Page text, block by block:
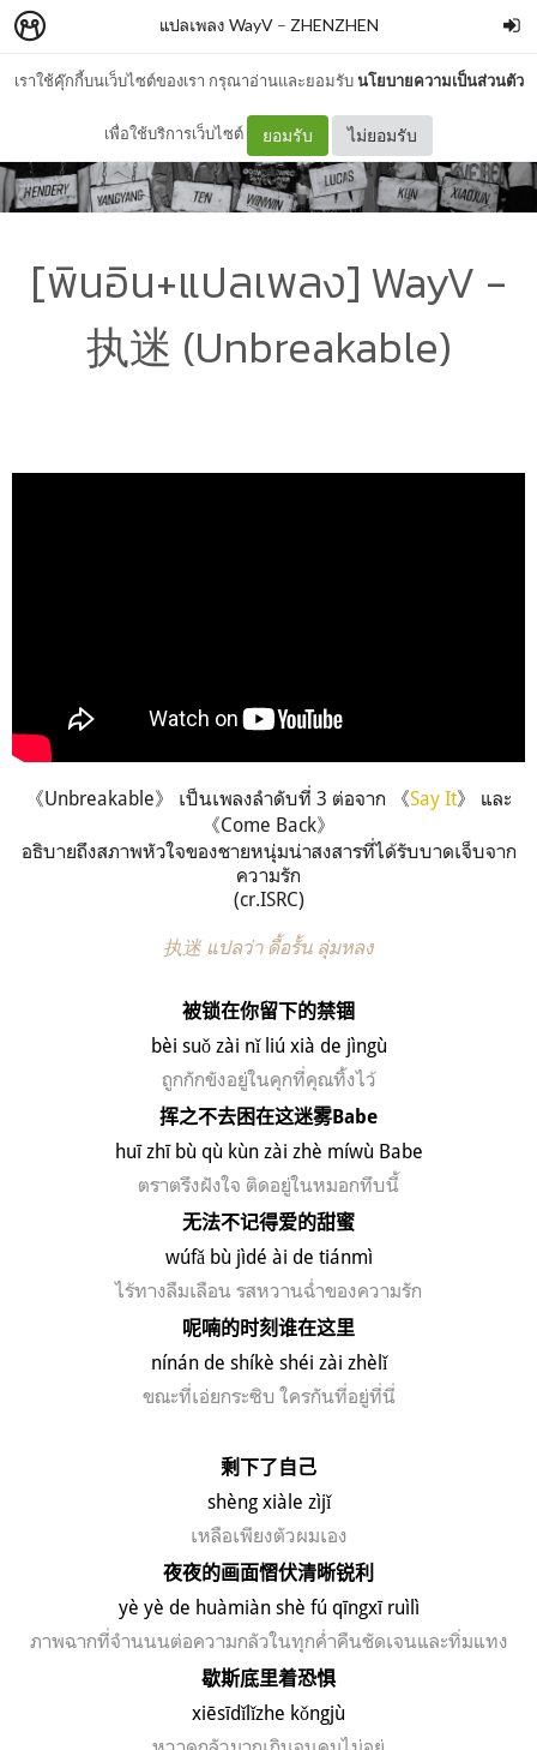
เราใช้คุ๊กกี้บนเว็บไซต์ของเรา กรุณาอ่านและยอมรับนโยบายความเป็นส่วนตัว
เพื่อใช้บริการเว็บไซต์ ยอมรับ ไม่ยอมรับ
แปลเพลง WayV– ZHENZHEN
[พินอิน+แปลเพลง] WayV -
执迷 (Unbreakable)
《Unbreakable》 เป็นเพลงลำดับที่ 3 ต่อจาก 《Say It》 และ
《Come Back》
อธิบายถึงสภาพหัวใจของชายหนุ่มน่าสงสารที่ได้รับบาดเจ็บจาก
ความรัก
(cr.ISRC)
执迷 แปลว่า ดื้อรั้น ลุ่มหลง
被锁在你留下的禁锢
bèi suǒ zài nǐ liú xià de jìngù
ถูกกักขังอยู่ในคุกที่คุณทิ้งไว้
挥之不去困在这迷雾Babe
huī zhī bù qù kùn zài zhè míwù Babe
ตราตรึงฝังใจ ติดอยู่ในหมอกทึบนี้
无法不记得爱的甜蜜
wúfǎ bù jìdé ài de tiánmì
ไร้ทางลืมเลือน รสหวานฉ่ำของความรัก
呢喃的时刻谁在这里
nínán de shíkè shéi zài zhèlǐ
ขณะที่เอ่ยกระซิบ ใครกันที่อยู่ที่นี่
剩下了自己
shèng xiàle zìjǐ
เหลือเพียงตัวผมเอง
夜夜的画面慴伏清晰锐利
yè yè de huàmiàn shè fú qīngxī ruìlì
ภาพฉากที่จำนนนต่อความกลัวในทุกค่ำคืนชัดเจนและทิ่มแทง
歇斯底里着恐惧
xiēsīdǐlǐzhe kǒngjù